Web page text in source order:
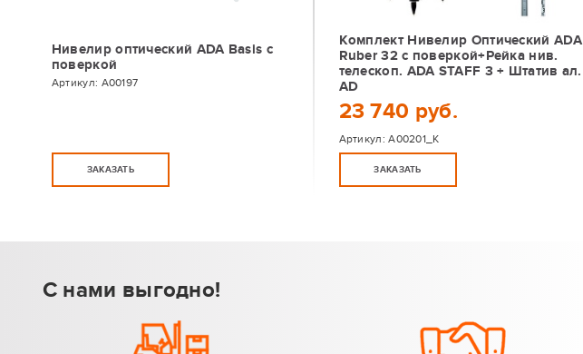
Нивелир оптический ADA Basis с
поверкой
Артикул: А00197
ЗАКАЗАТЬ
Комплект Нивелир Оптический ADA
Ruber 32 с поверкой+Рейка нив.
телескоп. ADA STAFF 3 + Штатив ал.
AD
23 740 руб.
Артикул:А00201_К
ЗАКАЗАТЬ
С нами выгодно!